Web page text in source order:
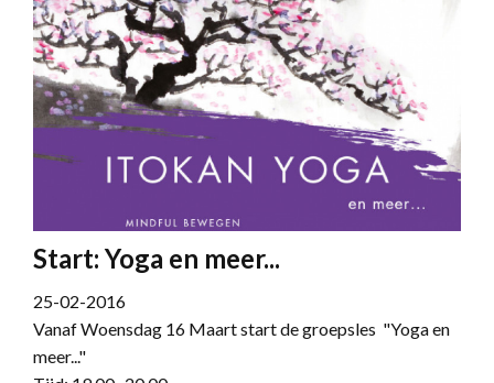
Start: Yoga en meer...
25-02-2016
Vanaf Woensdag 16 Maart start de groepsles "Yoga en
meer..."